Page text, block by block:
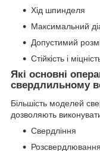
Хід шпинделя
Максимальний
Допустимий
Стійкість і
Які основні
свердлильному
Більшість моделей
дозволяють
Свердління
Розсвердлювання